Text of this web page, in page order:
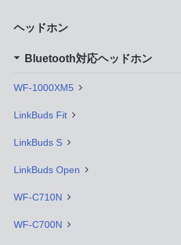
ヘッドホン
Bluetooth対応ヘッドホン
WF-1000XM5
LinkBuds Fit
LinkBuds S
LinkBuds Open
WF-C710N
WF-C700N